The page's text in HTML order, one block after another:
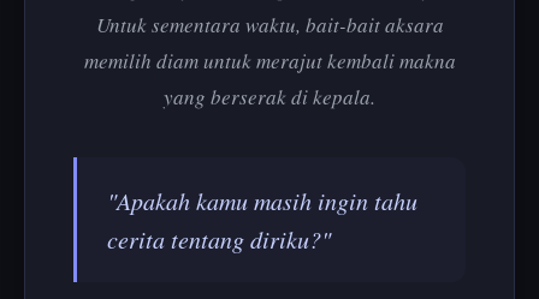
Untuk sementara waktu, bait-bait aksara
memilih diam untuk merajut kembali makna
yang berserak di kepala.
"Apakah kamu masih ingin tahu
cerita tentang diriku?"